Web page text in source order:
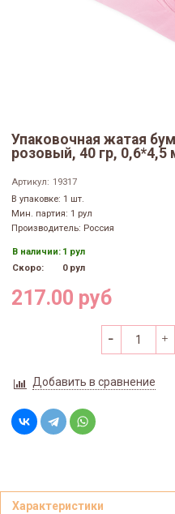
Упаковочная жатая
розовый, 40 гр, 0,6*4,5
Артикул: 19317
В упаковке: 1 шт.
Мин. партия: 1 рул
Производитель: Россия
В наличии: 1 рул
Скоро:
0 рул
217.00 руб
Добавить в сравнение
Характеристики